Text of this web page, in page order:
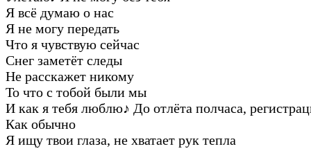
Я всё думаю о нас
Я не могу передать
Что я чувствую сейчас
Снег заметёт следы
Не расскажет никому
То что с тобой были мы
И как я тебя люблю♪ До отлёта полчаса,
Как обычно
Я ищу твои глаза, не хватает рук тепла